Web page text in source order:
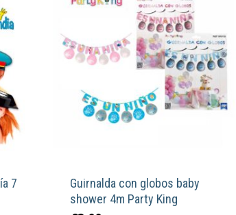
7
Guirnalda con globos baby
shower 4m Party King